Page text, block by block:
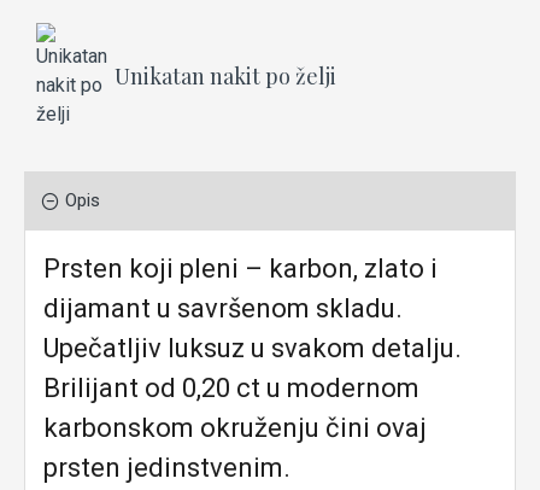
Unikatan nakit po želji
Opis
Prsten koji pleni – karbon, zlato i
dijamant u savršenom skladu.
Upečatljiv luksuz u svakom detalju.
Brilijant od 0,20 ct u modernom
karbonskom okruženju čini ovaj
prsten jedinstvenim.